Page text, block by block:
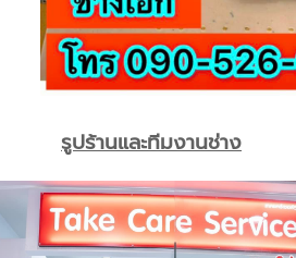
รูปร้านและทีมงานช่าง